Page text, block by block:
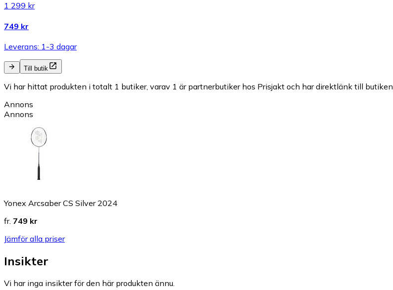
1 299 kr
749 kr
Leverans: 1-3 dagar
Till butik
Vi har hittat produkten i totalt 1 butiker, varav 1 är partnerbutiker hos Prisjakt och har direktlänk till butiken.
Annons
Annons
Yonex Arcsaber CS Silver 2024
fr. 749 kr
Jämför alla priser
Insikter
Vi har inga insikter för den här produkten ännu.